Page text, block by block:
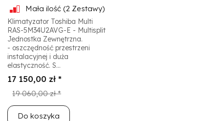
Mała ilość (2 Zestawy)
Klimatyzator Toshiba Multi
RAS-5M34U2AVG-E - Multisplit
Jednostka Zewnętrzna.
- oszczędność przestrzeni
instalacyjnej i duża
elastyczność. S...
17 150,00 zł *
19 060,00 zł *
Do koszyka